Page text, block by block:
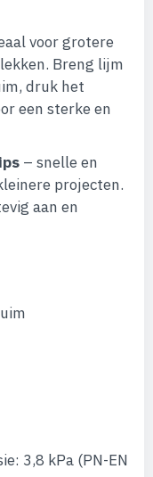
voor grotere
Breng lijm
druk het
een sterke en
– snelle en
projecten.
aan en
3,8 kPa (PN-EN